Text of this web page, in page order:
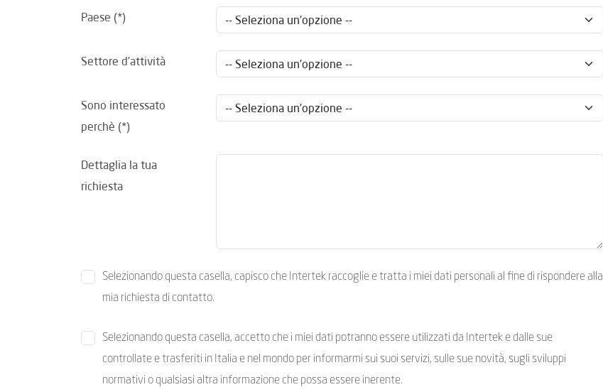
Paese
Settore d’attività
Sono interessato
perchè
Dettaglia la tua
richiesta
Selezionando questa casella, capisco che Intertek raccoglie e tratta i miei dati personali al fine di rispondere alla
mia richiesta di contatto.
Selezionando questa casella, accetto che i miei dati potranno essere utilizzati da Intertek e dalle sue
controllate e trasferiti in Italia e nel mondo per informarmi sui suoi servizi, sulle sue novità, sugli sviluppi
normativi o qualsiasi altra informazione che possa essere inerente.